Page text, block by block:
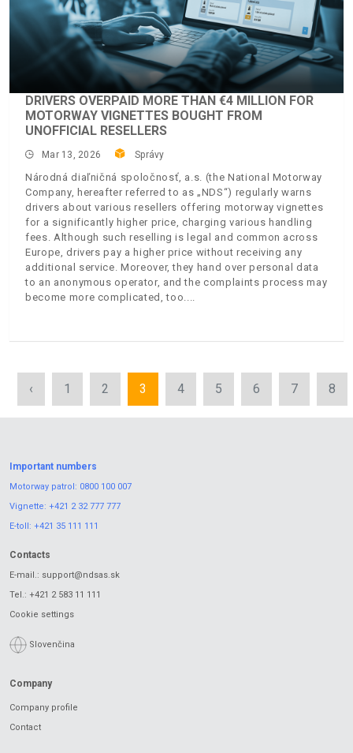
DRIVERS OVERPAID MORE THAN €4 MILLION FOR
MOTORWAY VIGNETTES BOUGHT FROM
UNOFFICIAL RESELLERS
Mar 13, 2026 Správy
Národná diaľničná spoločnosť, a.s. (the National Motorway
Company, hereafter referred to as „NDS“) regularly warns
drivers about various resellers offering motorway vignettes
for a significantly higher price, charging various handling
fees. Although such reselling is legal and common across
Europe, drivers pay a higher price without receiving any
additional service. Moreover, they hand over personal data
to an anonymous operator, and the complaints process may
become more complicated, too.
‹ 1 2 3 4 5 6 7 8
Important numbers
Motorway patrol: 0800 100 007
Vignette: +421 2 32 777 777
E-toll: +421 35 111 111
Contacts
E-mail.: support@ndsas.sk
Tel.: +421 2 583 11 111
Cookie settings
Slovenčina
Company
Company profile
Contact